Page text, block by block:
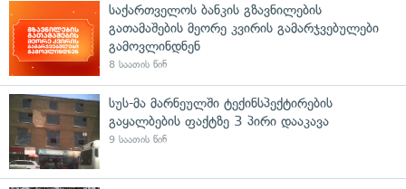
საქართველოს ბანკის გზავნილების
გათამაშების მეორე კვირის გამარჯვებულები
გამოვლინდნენ
8 საათის წინ
სუს-მა მარნეულში ტექინსპექტირების
გაყალბების ფაქტზე 3 პირი დააკავა
9 საათის წინ